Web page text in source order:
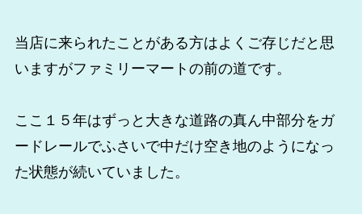
当店に来られたことがある方はよくご存じだと思
いますがファミリーマートの前の道です。
ここ１５年はずっと大きな道路の真ん中部分をガ
ードレールでふさいで中だけ空き地のようになっ
た状態が続いていました。